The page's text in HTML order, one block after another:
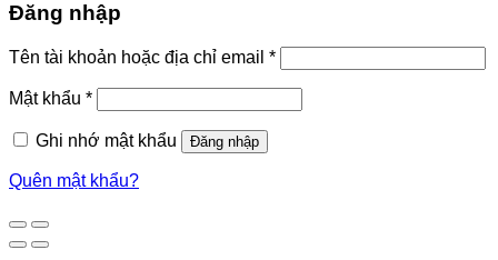
Đăng nhập
Tên tài khoản hoặc địa chỉ email *
Mật khẩu *
Ghi nhớ mật khẩu Đăng nhập
Quên mật khẩu?